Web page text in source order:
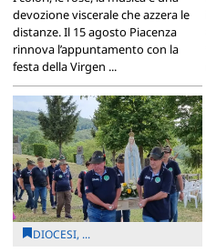
devozione viscerale che azzera le
distanze. Il 15 agosto Piacenza
rinnova l’appuntamento con la
festa della Virgen ...
DIOCESI, ...